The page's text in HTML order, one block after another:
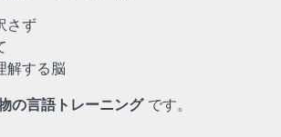
さず
解する脳
の言語トレーニングです。